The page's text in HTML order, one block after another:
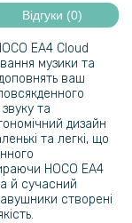
Відгуки (0)
EA4 Cloud
музики та
ваш
та
дизайн
та легкі, що
HOCO EA4
й сучасний
створені